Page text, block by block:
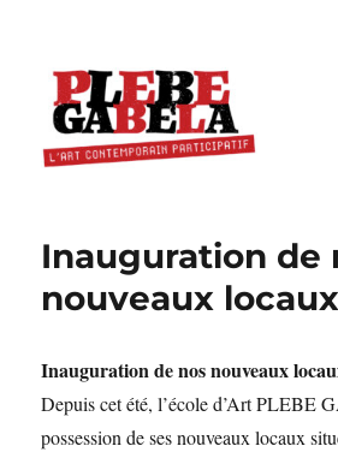
Inauguration de
nouveaux locaux
Inauguration de nos nouveaux
Depuis cet été, l’école d’Art PLEBE
possession de ses nouveaux locaux